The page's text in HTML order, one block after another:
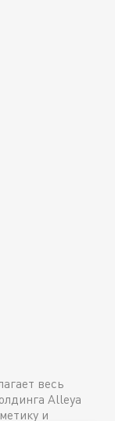
весь
Alleya
и